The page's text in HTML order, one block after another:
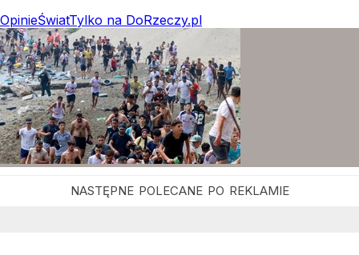
OpinieŚwiatTylko na DoRzeczy.pl